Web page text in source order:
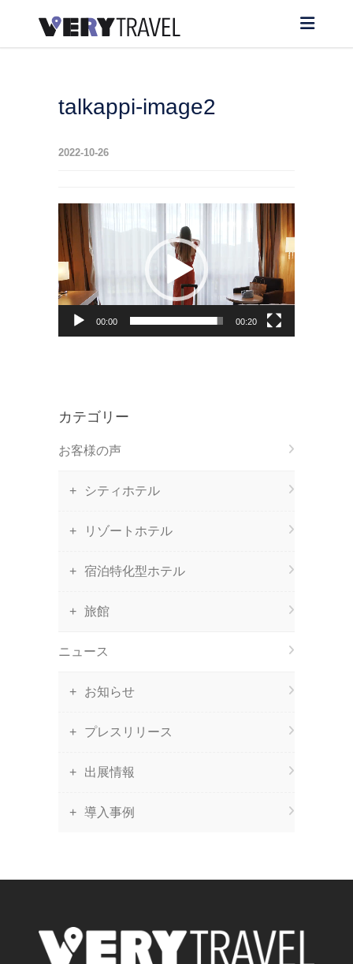
talkappi-image2
2022-10-26
動
画
プ
レ
ー
00:00 00:20
カテゴリー
お客様の声
シティホテル
リゾートホテル
宿泊特化型ホテル
旅館
ニュース
お知らせ
プレスリリース
出展情報
導入事例